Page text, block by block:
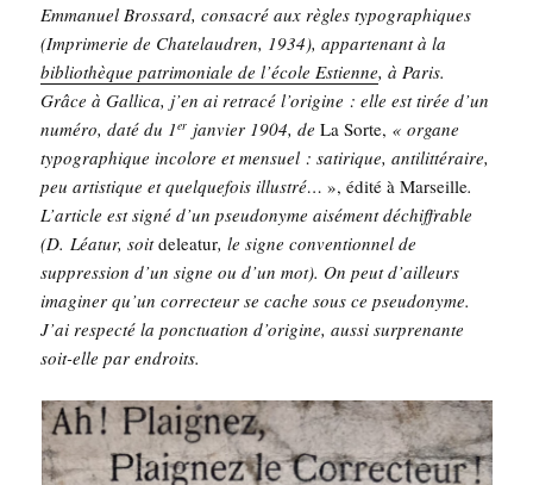
Emma­nuel Bros­sard, consa­cré aux règles typo­gra­phiques
(Impri­me­rie de Cha­te­lau­dren, 1934), appar­te­nant à la
biblio­thèque patri­mo­niale de l’é­cole Estienne, à Paris.
Grâce à Gal­li­ca, j’en ai retra­cé l’o­ri­gine : elle est tirée d’un
numé­ro, daté du 1er jan­vier 1904, deLa Sorte, « organe
typo­gra­phique inco­lore et men­suel : sati­rique, anti­lit­té­raire,
peu artis­tique et quel­que­fois illus­tré… », édi­té à Mar­seille.
L’ar­ticle est signé d’un pseu­do­nyme aisé­ment déchif­frable
(D. Léa­tur, soitdelea­tur, le signe conven­tion­nel de
sup­pres­sion d’un signe ou d’un mot). On peut d’ailleurs
ima­gi­ner qu’un cor­rec­teur se cache sous ce pseu­do­nyme.
J’ai res­pec­té la ponc­tua­tion d’o­ri­gine, aus­si sur­pre­nante
soit-elle par endroits.